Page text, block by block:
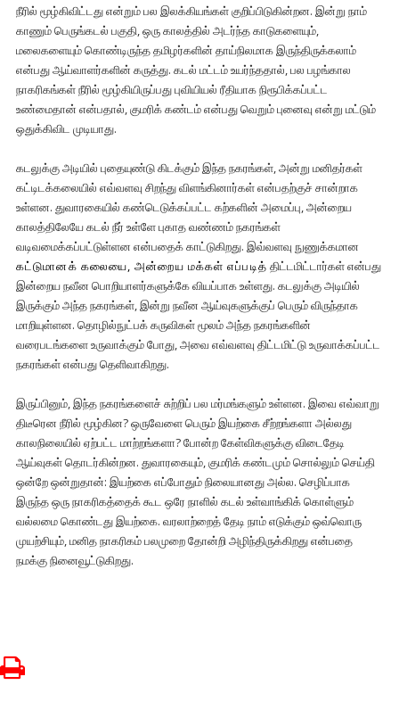
நீரில் மூழ்கிவிட்டது என்றும் பல இலக்கியங்கள் குறிப்பிடுகின்றன. இன்று நாம்
காணும் பெருங்கடல் பகுதி, ஒரு காலத்தில் அடர்ந்த காடுகளையும்,
மலைகளையும் கொண்டிருந்த தமிழர்களின் தாய்நிலமாக இருந்திருக்கலாம்
என்பது ஆய்வாளர்களின் கருத்து. கடல் மட்டம் உயர்ந்ததால், பல பழங்கால
நாகரிகங்கள் நீரில் மூழ்கியிருப்பது புவியியல் ரீதியாக நிரூபிக்கப்பட்ட
உண்மைதான் என்பதால், குமரிக் கண்டம் என்பது வெறும் புனைவு என்று மட்டும்
ஒதுக்கிவிட முடியாது.
கடலுக்கு அடியில் புதையுண்டு கிடக்கும் இந்த நகரங்கள், அன்று மனிதர்கள்
கட்டிடக்கலையில் எவ்வளவு சிறந்து விளங்கினார்கள் என்பதற்குச் சான்றாக
உள்ளன. துவாரகையில் கண்டெடுக்கப்பட்ட கற்களின் அமைப்பு, அன்றைய
காலத்திலேயே கடல் நீர் உள்ளே புகாத வண்ணம் நகரங்கள்
வடிவமைக்கப்பட்டுள்ளன என்பதைக் காட்டுகிறது. இவ்வளவு நுணுக்கமான
கட்டுமானக் கலையை, அன்றைய மக்கள் எப்படித் திட்டமிட்டார்கள் என்பது
இன்றைய நவீன பொறியாளர்களுக்கே வியப்பாக உள்ளது. கடலுக்கு அடியில்
இருக்கும் அந்த நகரங்கள், இன்று நவீன ஆய்வுகளுக்குப் பெரும் விருந்தாக
மாறியுள்ளன. தொழில்நுட்பக் கருவிகள் மூலம் அந்த நகரங்களின்
வரைபடங்களை உருவாக்கும் போது, அவை எவ்வளவு திட்டமிட்டு உருவாக்கப்பட்ட
நகரங்கள் என்பது தெளிவாகிறது.
இருப்பினும், இந்த நகரங்களைச் சுற்றிப் பல மர்மங்களும் உள்ளன. இவை எவ்வாறு
திடீரென நீரில் மூழ்கின? ஒருவேளை பெரும் இயற்கை சீற்றங்களா அல்லது
காலநிலையில் ஏற்பட்ட மாற்றங்களா? போன்ற கேள்விகளுக்கு விடைதேடி
ஆய்வுகள் தொடர்கின்றன. துவாரகையும், குமரிக் கண்டமும் சொல்லும் செய்தி
ஒன்றே ஒன்றுதான்: இயற்கை எப்போதும் நிலையானது அல்ல. செழிப்பாக
இருந்த ஒரு நாகரிகத்தைக் கூட ஒரே நாளில் கடல் உள்வாங்கிக் கொள்ளும்
வல்லமை கொண்டது இயற்கை. வரலாற்றைத் தேடி நாம் எடுக்கும் ஒவ்வொரு
முயற்சியும், மனித நாகரிகம் பலமுறை தோன்றி அழிந்திருக்கிறது என்பதை
நமக்கு நினைவூட்டுகிறது.